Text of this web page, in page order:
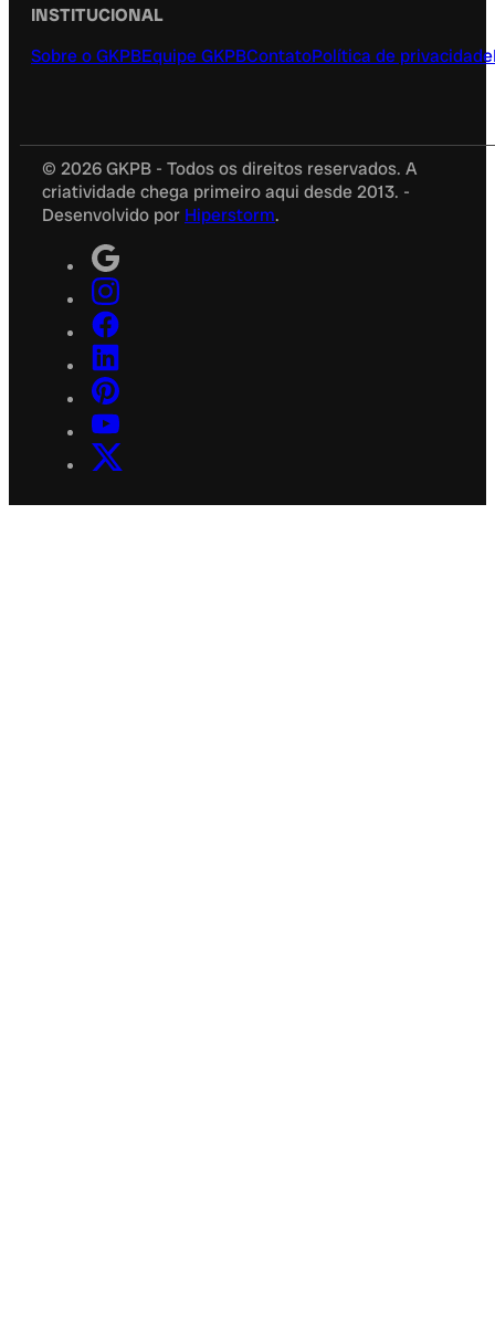
INSTITUCIONAL
Sobre o GKPBEquipe GKPBContatoPolítica de privacidade
© 2026 GKPB - Todos os direitos reservados. A
criatividade chega primeiro aqui desde 2013. -
Desenvolvido por Hiperstorm.